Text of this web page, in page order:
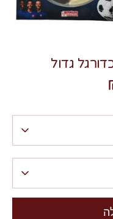
גדול